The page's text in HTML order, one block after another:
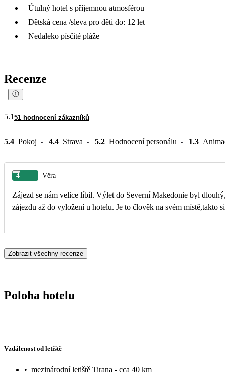
Útulný hotel s příjemnou atmosférou
Dětská cena /sleva pro děti do: 12 let
Nedaleko písčité pláže
Recenze
5.1 51 hodnocení zákazníků
5.4 Pokoj 4.4 Strava 5.2 Hodnocení personálu 1.3
4 Věra
Zájezd se nám velice líbil. Výlet do Severní Makedonie byl
zájezdu až do vyložení u hotelu. Je to člověk na svém místě,takto
Zobrazit všechny recenze
Poloha hotelu
Vzdálenost od letiště
• mezinárodní letiště Tirana - cca 40 km